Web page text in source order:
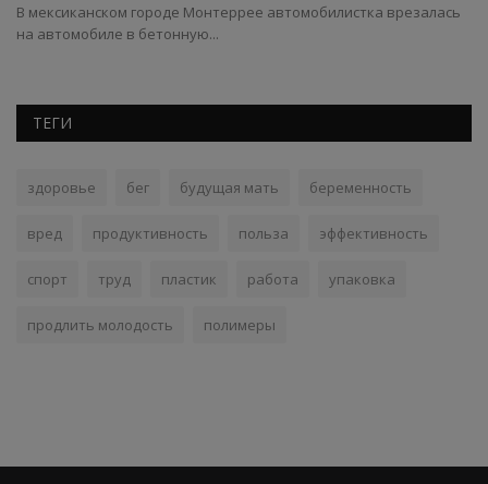
В мексиканском городе Монтеррее автомобилистка врезалась
на автомобиле в бетонную...
ТЕГИ
здоровье бег будущая мать беременность
вред продуктивность польза эффективность
спорт труд пластик работа упаковка
продлить молодость полимеры